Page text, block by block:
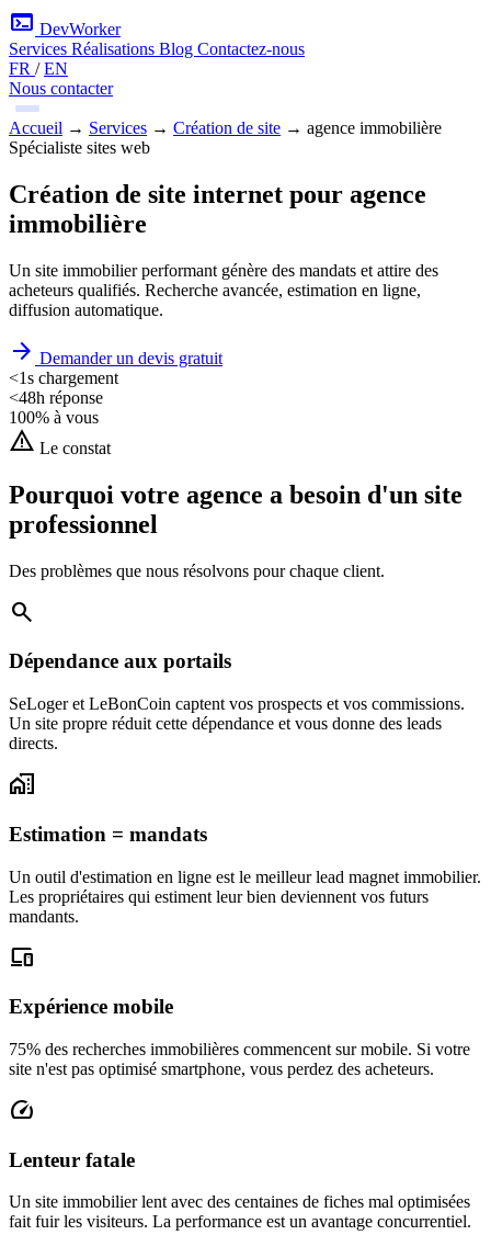
terminal DevWorker
Services Réalisations Blog Contactez-nous
FR / EN
Nous contacter
Accueil → Services → Création de site → agence immobilière
Spécialiste sites web
Création de site internet pour agence
immobilière
Un site immobilier performant génère des mandats et attire des
acheteurs qualifiés. Recherche avancée, estimation en ligne,
diffusion automatique.
arrow_forward Demander un devis gratuit
<1s chargement
<48h réponse
100% à vous
warning Le constat
Pourquoi votre agence a besoin d'un site
professionnel
Des problèmes que nous résolvons pour chaque client.
search
Dépendance aux portails
SeLoger et LeBonCoin captent vos prospects et vos commissions.
Un site propre réduit cette dépendance et vous donne des leads
directs.
home_work
Estimation = mandats
Un outil d'estimation en ligne est le meilleur lead magnet immobilier.
Les propriétaires qui estiment leur bien deviennent vos futurs
mandants.
devices
Expérience mobile
75% des recherches immobilières commencent sur mobile. Si votre
site n'est pas optimisé smartphone, vous perdez des acheteurs.
speed
Lenteur fatale
Un site immobilier lent avec des centaines de fiches mal optimisées
fait fuir les visiteurs. La performance est un avantage concurrentiel.